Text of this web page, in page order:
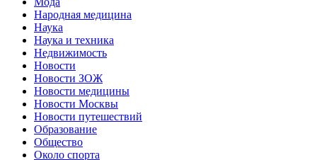
Народная медицина
Наука
Наука и техника
Недвижимость
Новости
Новости ЗОЖ
Новости медицины
Новости Москвы
Новости путешествий
Образование
Общество
Около спорта